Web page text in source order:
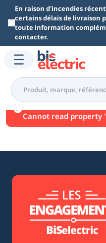
Aller au contenu principal
En raison d'incendies
certains délais de livraison
toute information
contacter.
Une erreur
Cannot read